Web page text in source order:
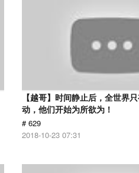
【越哥】时间静止后，全世界
动，他们开始为所欲为！
# 629
2018-10-23 07:31